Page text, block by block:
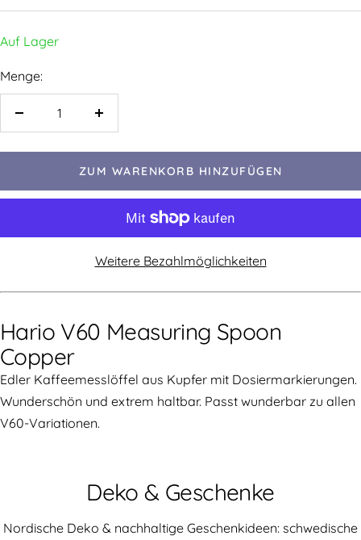
Auf Lager
Menge:
ZUM WARENKORB HINZUFÜGEN
Weitere Bezahlmöglichkeiten
Hario V60 Measuring Spoon
Copper
Edler Kaffeemesslöffel aus Kupfer mit Dosiermarkierungen.
Wunderschön und extrem haltbar. Passt wunderbar zu allen
V60-Variationen.
Deko & Geschenke
Nordische Deko & nachhaltige Geschenkideen: schwedische